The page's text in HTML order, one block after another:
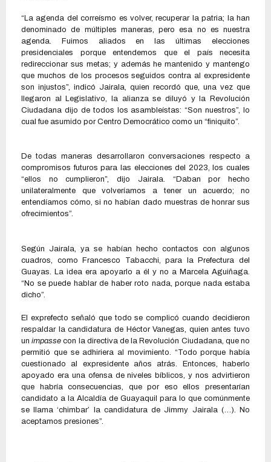
“La agenda del correísmo es volver, recuperar la patria; la han
denominado de múltiples maneras, pero esa no es nuestra
agenda. Fuimos aliados en las últimas elecciones
presidenciales porque entendemos que el país necesita
redireccionar sus metas; y además he mantenido y mantengo
que muchos de los procesos seguidos contra al expresidente
son injustos”, indicó Jairala, quien recordó que, una vez que
llegaron al Legislativo, la alianza se diluyó y la Revolución
Ciudadana dijo de todos los asambleístas: “Son nuestros”, lo
cual fue asumido por Centro Democrático como un “finiquito”.
De todas maneras desarrollaron conversaciones respecto a
compromisos futuros para las elecciones del 2023, los cuales
“ellos no cumplieron”, dijo Jairala. “Daban por hecho
unilateralmente que volveríamos a tener un acuerdo; no
entendíamos cómo, si no habían dado muestras de honrar sus
ofrecimientos”.
Según Jairala, ya se habían hecho contactos con algunos
cuadros, como Francesco Tabacchi, para la Prefectura del
Guayas. La idea era apoyarlo a él y no a Marcela Aguiñaga.
“No se puede hablar de haber roto nada, porque nada estaba
dicho”.
El exprefecto señaló que todo se complicó cuando decidieron
respaldar la candidatura de Héctor Vanegas, quien antes tuvo
unimpassecon la directiva de la Revolución Ciudadana, que no
permitió que se adhiriera al movimiento. “Todo porque había
cuestionado al expresidente años atrás. Entonces, haberlo
apoyado era una ofensa de niveles bíblicos, y nos advirtieron
que habría consecuencias, que por eso ellos presentarían
candidato a la Alcaldía de Guayaquil para lo que comúnmente
se llama ‘chimbar’ la candidatura de Jimmy Jairala (…). No
aceptamos presiones”.